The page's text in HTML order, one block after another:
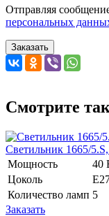
Отправляя
персональных
Заказать
Смотрите
Светильник 1665/
Мощность
40
Цоколь
Количество ламп 5
Заказать